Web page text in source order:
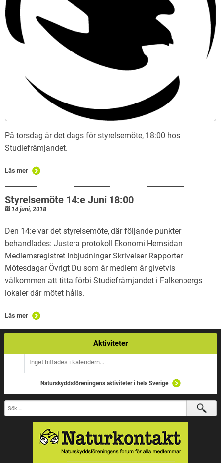
På torsdag är det dags för styrelsemöte, 18:00 hos
Studiefrämjandet.
Läs mer
Styrelsemöte 14:e Juni 18:00
14 juni, 2018
Den 14:e var det styrelsemöte, där följande punkter
behandlades: Justera protokoll Ekonomi Hemsidan
Medlemsregistret Inbjudningar Skrivelser Rapporter
Mötesdagar Övrigt Du som är medlem är givetvis
välkommen att titta förbi Studiefrämjandet i Falkenbergs
lokaler där mötet hålls.
Läs mer
Aktiviteter
Inget hittades i kalendern...
Naturskyddsföreningens aktiviteter i hela Sverige